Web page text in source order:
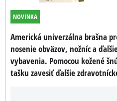
NOVINKA
Americká univerzálna brašna
nosenie obväzov, nožníc a
vybavenia. Pomocou kožené
tašku zavesiť ďalšie